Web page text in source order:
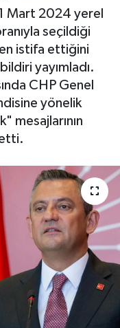
Mart 2024 yerel
seçildiği
istifa ettiğini
yayımladı.
CHP Genel
yönelik
mesajlarının